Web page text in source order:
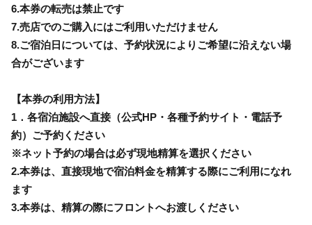
6.本券の転売は禁止です
7.売店でのご購入にはご利用いただけません
8.ご宿泊日については、予約状況によりご希望に沿えない場
合がございます
【本券の利用方法】
1．各宿泊施設へ直接（公式HP・各種予約サイト・電話予
約）ご予約ください
※ネット予約の場合は必ず現地精算を選択ください
2.本券は、直接現地で宿泊料金を精算する際にご利用になれ
ます
3.本券は、精算の際にフロントへお渡しください